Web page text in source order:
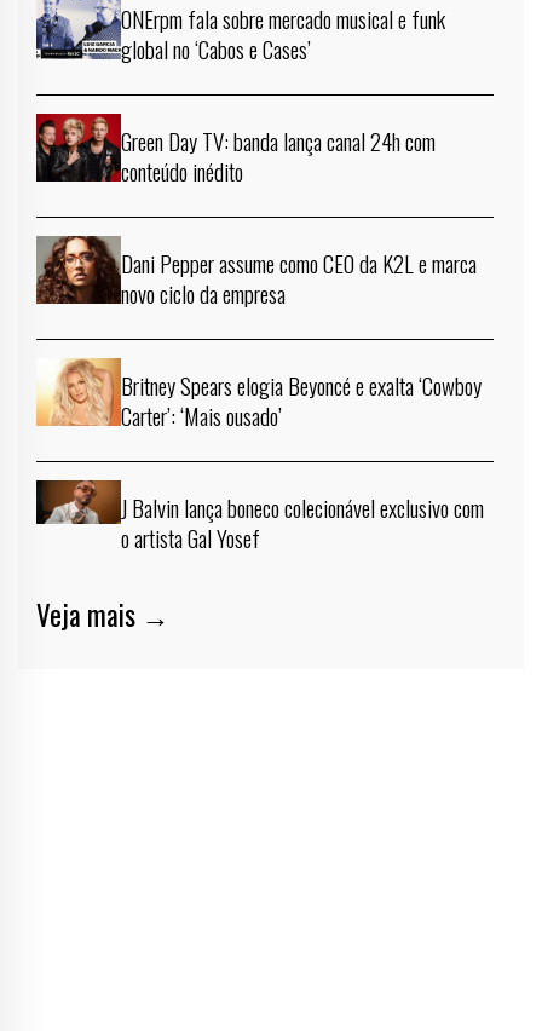
ONErpm fala sobre mercado musical e funk
global no ‘Cabos e Cases’
Green Day TV: banda lança canal 24h com
conteúdo inédito
Dani Pepper assume como CEO da K2L e marca
novo ciclo da empresa
Britney Spears elogia Beyoncé e exalta ‘Cowboy
Carter’: ‘Mais ousado’
J Balvin lança boneco colecionável exclusivo com
o artista Gal Yosef
Veja mais →